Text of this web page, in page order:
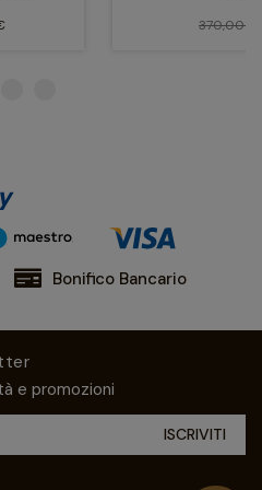
370,00 €
Bonifico Bancario
e promozioni